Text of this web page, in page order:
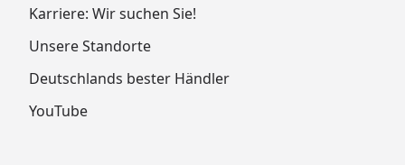
Karriere: Wir suchen Sie!
Unsere Standorte
Deutschlands bester Händler
YouTube